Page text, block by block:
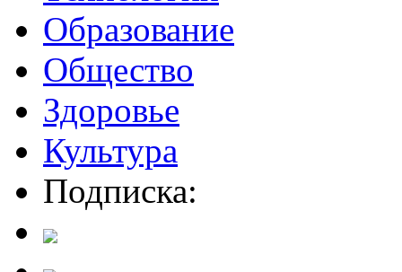
Образование
Общество
Здоровье
Культура
Подписка: